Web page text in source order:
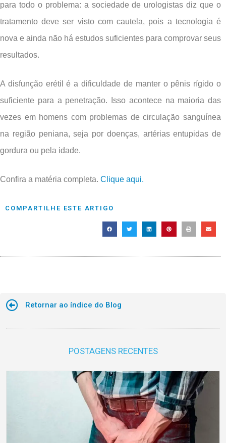
para todo o problema: a sociedade de urologistas diz que o
tratamento deve ser visto com cautela, pois a tecnologia é
nova e ainda não há estudos suficientes para comprovar seus
resultados.
A disfunção erétil é a dificuldade de manter o pênis rígido o
suficiente para a penetração. Isso acontece na maioria das
vezes em homens com problemas de circulação sanguínea
na região peniana, seja por doenças, artérias entupidas de
gordura ou pela idade.
Confira a matéria completa. Clique aqui.
COMPARTILHE ESTE ARTIGO
Retornar ao índice do Blog
POSTAGENS RECENTES